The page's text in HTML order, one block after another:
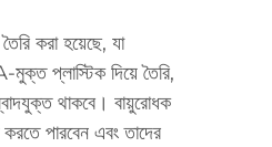
করা হয়েছে, যা
মুক্ত প্লাস্টিক দিয়ে তৈরি,
থাকবে। বায়ুরোধক
পারবেন এবং তাদের